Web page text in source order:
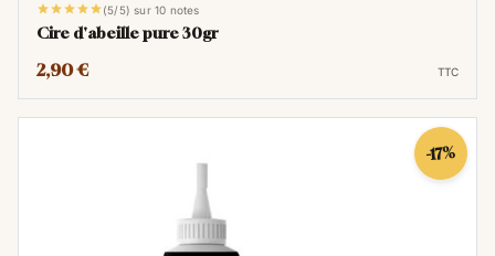
(5/5) sur 10 notes
Cire d'abeille pure 30gr
2,90 € TTC
-17%